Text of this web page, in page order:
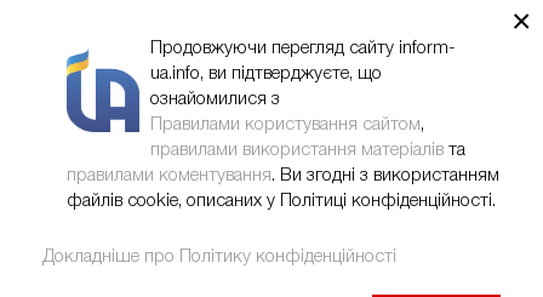
×
Продовжуючи перегляд сайту inform-
ua.info, ви підтверджуєте, що
ознайомилися з
Правилами користування сайтом,
правилами використання матеріалів та
правилами коментування. Ви згодні з використанням
файлів cookie, описаних у Політиці конфіденційності.
Докладніше про Політику конфіденційності